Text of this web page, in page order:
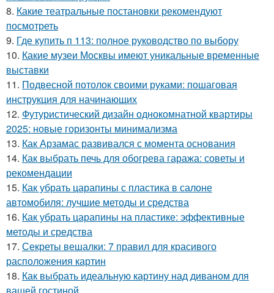
8. Какие театральные постановки рекомендуют
посмотреть
9. Где купить п 113: полное руководство по выбору
10. Какие музеи Москвы имеют уникальные временные
выставки
11. Подвесной потолок своими руками: пошаговая
инструкция для начинающих
12. Футуристический дизайн однокомнатной квартиры
2025: новые горизонты минимализма
13. Как Арзамас развивался с момента основания
14. Как выбрать печь для обогрева гаража: советы и
рекомендации
15. Как убрать царапины с пластика в салоне
автомобиля: лучшие методы и средства
16. Как убрать царапины на пластике: эффективные
методы и средства
17. Секреты вешалки: 7 правил для красивого
расположения картин
18. Как выбрать идеальную картину над диваном для